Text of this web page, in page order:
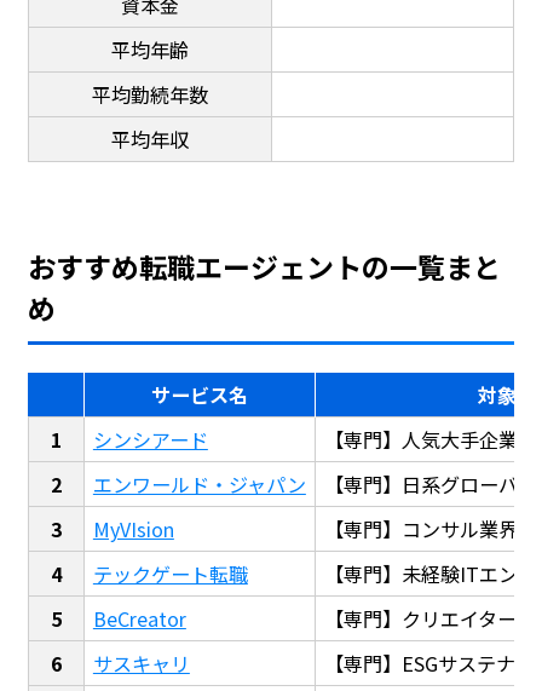
平均年齢
平均勤続年数
平均年収
おすすめ転職エージェントの一覧まと
め
サービス名
対象
シンシアード
【専門】人気大手企業
エンワールド・ジャパン
【専門】日系グローバ
MyVIsion
【専門】コンサル業界
テックゲート転職
【専門】未経験ITエン
BeCreator
【専門】クリエイター
サスキャリ
【専門】ESGサステナ